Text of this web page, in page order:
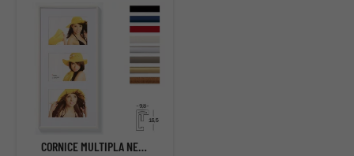
CORNICE MULTIPLA NEW LIFESTYLE PER 3 FOTO